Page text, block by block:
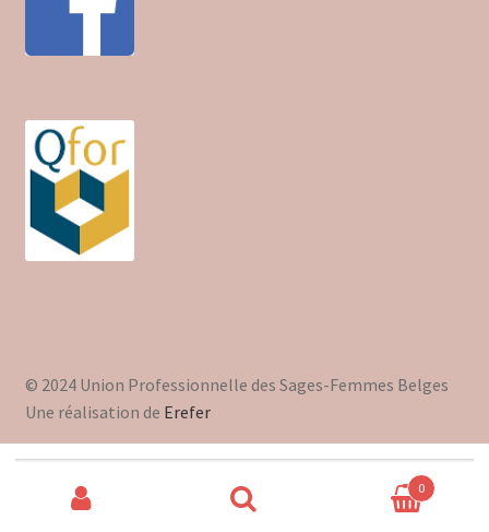
© 2024 Union Professionnelle des Sages-Femmes Belges
Une réalisation de Erefer
0